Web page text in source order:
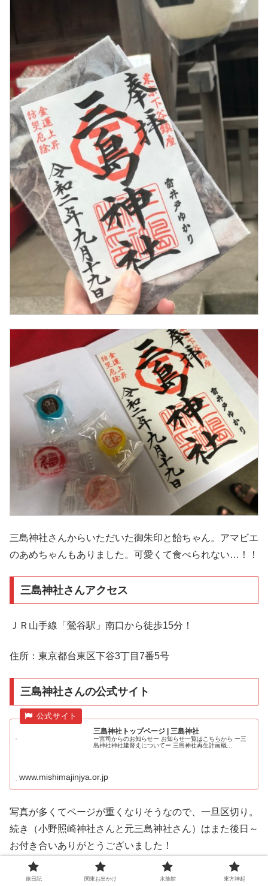
三島神社さんからいただいた御朱印と飴ちゃん。アマビエ
のあめちゃんもありました。可愛くて食べられない…！！
三島神社さんアクセス
ＪＲ山手線「鶯谷駅」南口から徒歩15分！
住所：東京都台東区下谷3丁目7番5号
三島神社さんの公式サイト
三島神社トップページ | 三島神社
ー宮司からのお知らせー お知らせ一覧はこちらから ー三
島神社神社建替えについてー 三島神社再生計画概...
www.mishimajinjya.or.jp
写真が多くてページが重くなりそうなので、一旦区切り。
続き（小野照崎神社さんと元三島神社さん）はまた後日～
お付き合いありがとうございました！
旅日記 関東お出かけ 水族館 東方神起